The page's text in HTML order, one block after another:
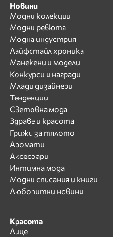
Новини
Модни колекции
Модни ревюта
Модна индустрия
Лайфстайл хроника
Манекени и модели
Конкурси и награди
Млади дизайнери
Тенденции
Световна мода
Здраве и красота
Грижи за тялото
Аромати
Аксесоари
Интимна мода
Модни списания и книги
Любопитни новини
Красота
Лице